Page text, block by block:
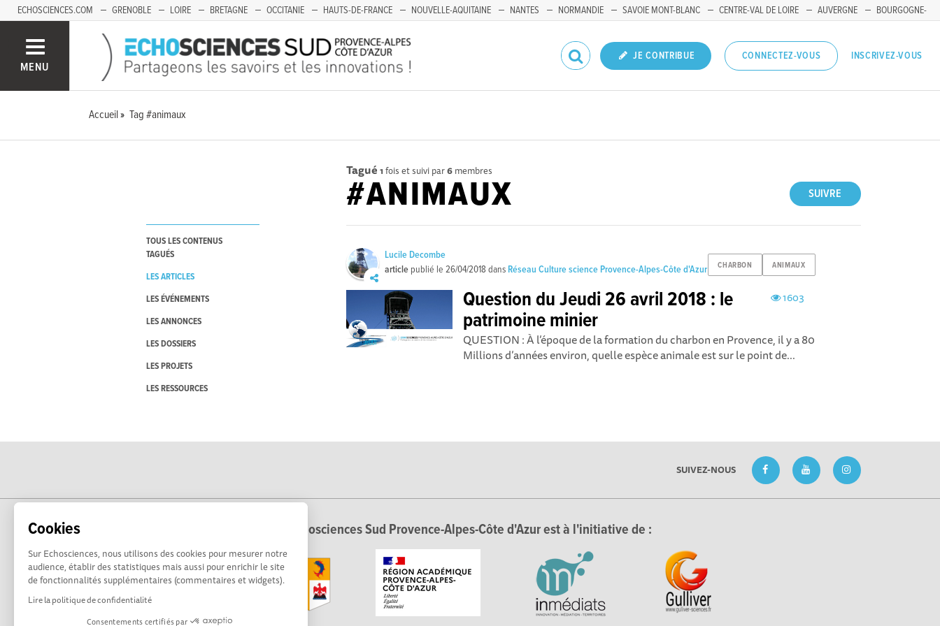
Cookies
Sur Echosciences, nous utilisons des cookies pour mesurer notre
audience, établir des statistiques mais aussi pour enrichir le site
de fonctionnalités supplémentaires (commentaires et widgets).
Lire la politique de confidentialité
Consentements certifiés par
ECHOSCIENCES.COM GRENOBLE LOIRE BRETAGNE OCCITANIE HAUTS-DE-FRANCE NOUVELLE-AQUITAINE NANTES NORMANDIE SAVOIE MONT-BLANC CENTRE-VAL DE LOIRE AUVERGNE
BOURGOGNE-
MENU
JE CONTRIBUE CONNECTEZ-VOUS INSCRIVEZ-VOUS
Accueil Tag #animaux
TOUS LES CONTENUS
TAGUÉS
LES ARTICLES
LES ÉVÉNEMENTS
LES ANNONCES
LES DOSSIERS
LES PROJETS
LES RESSOURCES
Tagué 1 fois et suivi par6 membres
SUIVRE
#ANIMAUX
CHARBON ANIMAUX
Lucile Decombe
article publié le26/04/2018 dans Réseau Culture science Provence-Alpes-Côte d'Azur
1603
Question du Jeudi 26 avril 2018 : le
patrimoine minier
QUESTION : À l’époque de la formation du charbon en Provence, il y a 80
Millions d’années environ, quelle espèce animale est sur le point de...
SUIVEZ-NOUS
Echosciences Sud Provence-Alpes-Côte d'Azur est à l'initiative de :